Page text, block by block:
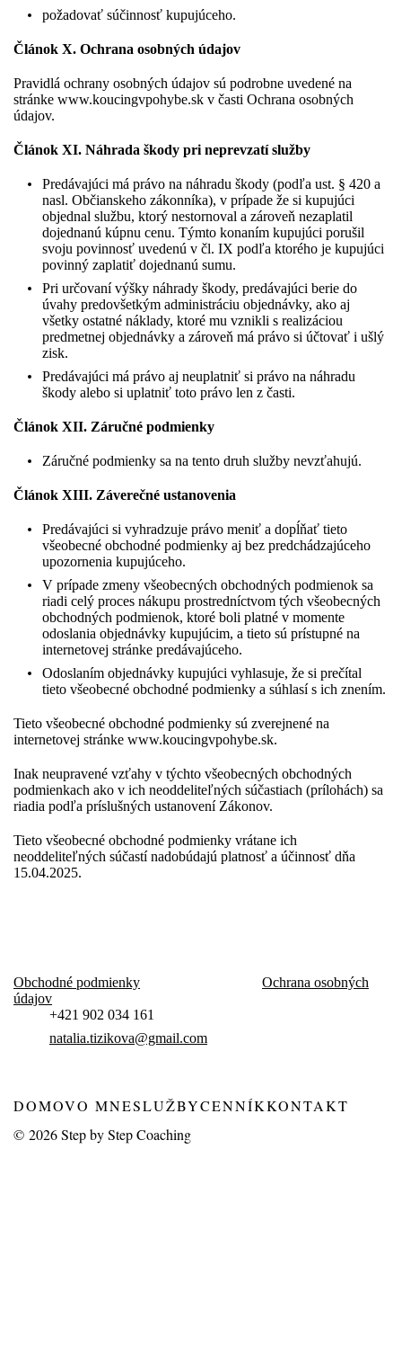
požadovať súčinnosť kupujúceho.
Článok X. Ochrana osobných údajov
Pravidlá ochrany osobných údajov sú podrobne uvedené na
stránke www.koucingvpohybe.sk v časti Ochrana osobných
údajov.
Článok XI. Náhrada škody pri neprevzatí služby
Predávajúci má právo na náhradu škody (podľa ust. § 420 a
nasl. Občianskeho zákonníka), v prípade že si kupujúci
objednal službu, ktorý nestornoval a zároveň nezaplatil
dojednanú kúpnu cenu. Týmto konaním kupujúci porušil
svoju povinnosť uvedenú v čl. IX podľa ktorého je kupujúci
povinný zaplatiť dojednanú sumu.
Pri určovaní výšky náhrady škody, predávajúci berie do
úvahy predovšetkým administráciu objednávky, ako aj
všetky ostatné náklady, ktoré mu vznikli s realizáciou
predmetnej objednávky a zároveň má právo si účtovať i ušlý
zisk.
Predávajúci má právo aj neuplatniť si právo na náhradu
škody alebo si uplatniť toto právo len z časti.
Článok XII. Záručné podmienky
Záručné podmienky sa na tento druh služby nevzťahujú.
Článok XIII. Záverečné ustanovenia
Predávajúci si vyhradzuje právo meniť a dopĺňať tieto
všeobecné obchodné podmienky aj bez predchádzajúceho
upozornenia kupujúceho.
V prípade zmeny všeobecných obchodných podmienok sa
riadi celý proces nákupu prostredníctvom tých všeobecných
obchodných podmienok, ktoré boli platné v momente
odoslania objednávky kupujúcim, a tieto sú prístupné na
internetovej stránke predávajúceho.
Odoslaním objednávky kupujúci vyhlasuje, že si prečítal
tieto všeobecné obchodné podmienky a súhlasí s ich znením.
Tieto všeobecné obchodné podmienky sú zverejnené na
internetovej stránke www.koucingvpohybe.sk.
Inak neupravené vzťahy v týchto všeobecných obchodných
podmienkach ako v ich neoddeliteľných súčastiach (prílohách) sa
riadia podľa príslušných ustanovení Zákonov.
Tieto všeobecné obchodné podmienky vrátane ich
neoddeliteľných súčastí nadobúdajú platnosť a účinnosť dňa
15.04.2025.
Obchodné podmienky
Ochrana osobných
údajov
+421 902 034 161
natalia.tizikova@gmail.com
DOMOVO MNESLUŽBYCENNÍKKONTAKT
© 2026Step by Step Coaching